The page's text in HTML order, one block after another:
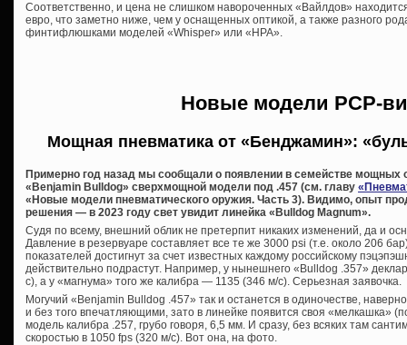
Соответственно, и цена не слишком навороченных «Вайлдов»
евро, что заметно ниже, чем у оснащенных оптикой, а также разного
финтифлюшками моделей «Whisper» или «HPA».
Новые модели PCP-
Мощная пневматика от «Бенджамин»:
Примерно год назад мы сообщали о появлении в семействе мощных
«Benjamin Bulldog» сверхмощной модели под .457 (см. главу
«Новые модели пневматического оружия. Часть 3). Видимо, опыт
решения — в 2023 году свет увидит линейка «Bulldog Magnum».
Судя по всему, внешний облик не претерпит никаких изменений, да и
Давление в резервуаре составляет все те же 3000 psi (т.е. около 206
показателей достигнут за счет известных каждому российскому
действительно подрастут. Например, у нынешнего «Bulldog .357»
с), а у «магнума» того же калибра — 1135 (346 м/с). Серьезная заявочка.
Могучий «Benjamin Bulldog .457» так и останется в одиночестве,
и без того впечатляющими, зато в линейке появится своя «мелкашка»
модель калибра .257, грубо говоря, 6,5 мм. И сразу, без всяких там
скоростью в 1050 fps (320 м/с). Вот она, на фото.